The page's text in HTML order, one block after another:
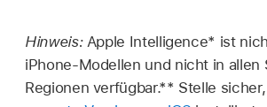
Hinweis: Apple Intelligence* ist
iPhone-Modellen und nicht in allen
Regionen verfügbar.** Stelle